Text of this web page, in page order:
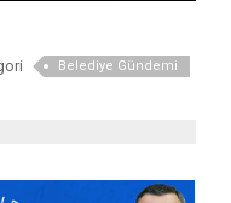
Belediye Gündemi